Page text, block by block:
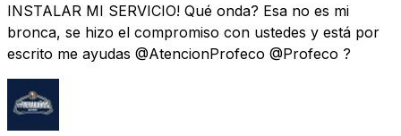
INSTALAR MI SERVICIO! Qué onda? Esa no es mi
bronca, se hizo el compromiso con ustedes y está por
escrito me ayudas @AtencionProfeco @Profeco ?